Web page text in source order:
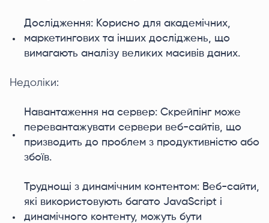
Дослідження: Корисно для академічних,
маркетингових та інших досліджень, що
вимагають аналізу великих масивів даних.
Недоліки:
Навантаження на сервер: Скрейпінг може
перевантажувати сервери веб-сайтів, що
призводить до проблем з продуктивністю або
збоїв.
Труднощі з динамічним контентом: Веб-сайти,
які використовують багато JavaScript і
динамічного контенту, можуть бути